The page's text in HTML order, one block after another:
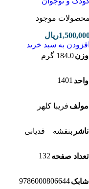
موجود
ریال
به سبد خرید
184.0 گرم
1401
فریبا کلهر
بنفشه – قدیانی
صفحه132
9786000806644